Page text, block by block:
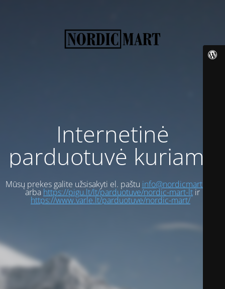
Internetinė
parduotuvė kuriama
Mūsų prekes galite užsisakyti el. paštu info@nordicmart.com
arba https://pigu.lt/lt/parduotuve/nordic-mart-ltir
https://www.varle.lt/parduotuve/nordic-mart/